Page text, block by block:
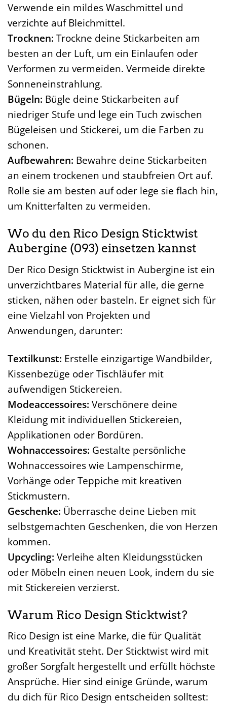
Verwende ein mildes Waschmittel und
verzichte auf Bleichmittel.
Trocknen: Trockne deine Stickarbeiten am
besten an der Luft, um ein Einlaufen oder
Verformen zu vermeiden. Vermeide direkte
Sonneneinstrahlung.
Bügeln: Bügle deine Stickarbeiten auf
niedriger Stufe und lege ein Tuch zwischen
Bügeleisen und Stickerei, um die Farben zu
schonen.
Aufbewahren: Bewahre deine Stickarbeiten
an einem trockenen und staubfreien Ort auf.
Rolle sie am besten auf oder lege sie flach hin,
um Knitterfalten zu vermeiden.
Wo du den Rico Design Sticktwist
Aubergine (093) einsetzen kannst
Der Rico Design Sticktwist in Aubergine ist ein
unverzichtbares Material für alle, die gerne
sticken, nähen oder basteln. Er eignet sich für
eine Vielzahl von Projekten und
Anwendungen, darunter:
Textilkunst: Erstelle einzigartige Wandbilder,
Kissenbezüge oder Tischläufer mit
aufwendigen Stickereien.
Modeaccessoires: Verschönere deine
Kleidung mit individuellen Stickereien,
Applikationen oder Bordüren.
Wohnaccessoires: Gestalte persönliche
Wohnaccessoires wie Lampenschirme,
Vorhänge oder Teppiche mit kreativen
Stickmustern.
Geschenke: Überrasche deine Lieben mit
selbstgemachten Geschenken, die von Herzen
kommen.
Upcycling: Verleihe alten Kleidungsstücken
oder Möbeln einen neuen Look, indem du sie
mit Stickereien verzierst.
Warum Rico Design Sticktwist?
Rico Design ist eine Marke, die für Qualität
und Kreativität steht. Der Sticktwist wird mit
großer Sorgfalt hergestellt und erfüllt höchste
Ansprüche. Hier sind einige Gründe, warum
du dich für Rico Design entscheiden solltest: